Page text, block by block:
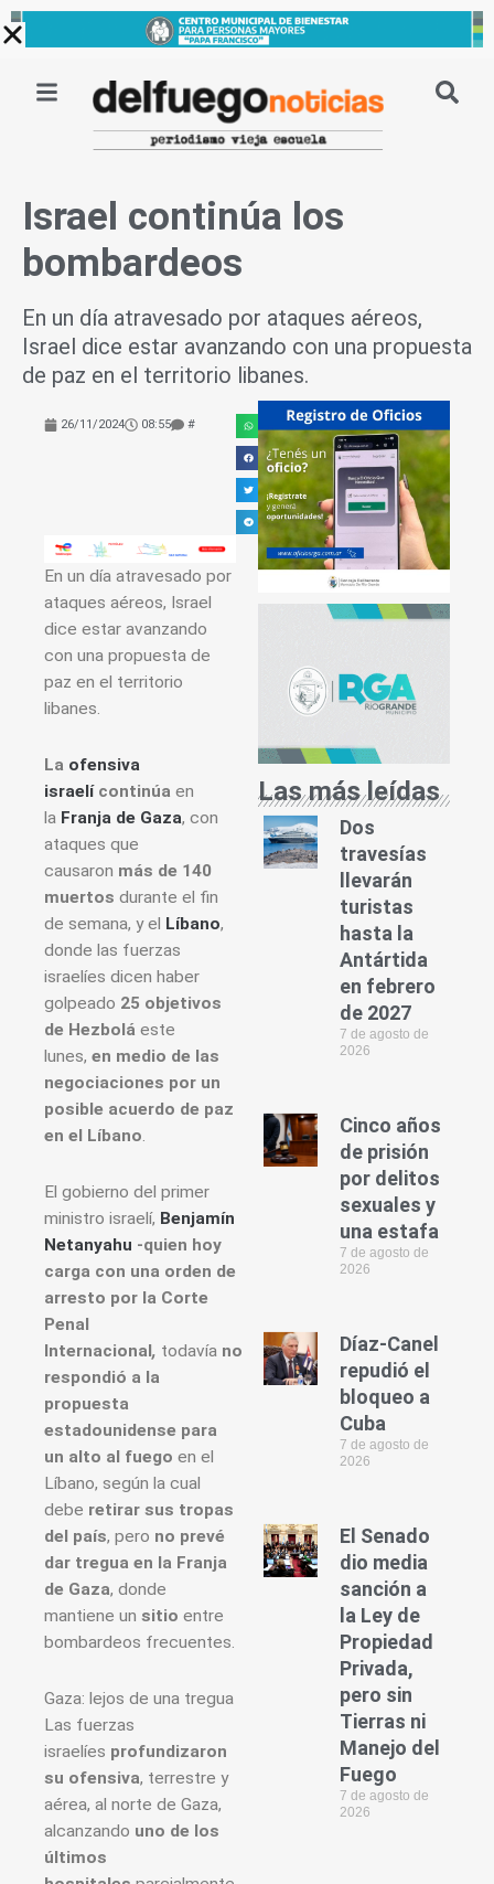
Ir
al
Israel continúa los
bombardeos
En un día atravesado por ataques aéreos,
Israel dice estar avanzando con una propuesta
de paz en el territorio libanes.
26/11/2024 08:55 #
En un día atravesado por
ataques aéreos, Israel
dice estar avanzando
con una propuesta de
paz en el territorio
libanes.
La ofensiva
israelícontinúa en
la Franja de Gaza, con
ataques que
causaron más de 140
muertos durante el fin
de semana, y el Líbano,
donde las fuerzas
israelíes dicen haber
golpeado 25 objetivos
de Hezbolá este
lunes, en medio de las
negociaciones por un
posible acuerdo de paz
en el Líbano.
El gobierno del primer
ministro israelí, Benjamín
Netanyahu -quien hoy
carga con una orden de
arresto por la Corte
Penal
Internacional, todavía no
respondió a la
propuesta
estadounidense para
un alto al fuego en el
Líbano, según la cual
debe retirar sus tropas
del país, pero no prevé
dar tregua en la Franja
de Gaza, donde
mantiene un sitio entre
bombardeos frecuentes.
Gaza: lejos de una tregua
Las fuerzas
israelíes profundizaron
su ofensiva, terrestre y
aérea, al norte de Gaza,
alcanzando uno de los
últimos
Las más leídas
Dos
travesías
llevarán
turistas
hasta la
Antártida
en febrero
de 2027
7 de agosto de
2026
Cinco años
de prisión
por delitos
sexuales y
una estafa
7 de agosto de
2026
Díaz-Canel
repudió el
bloqueo a
Cuba
7 de agosto de
2026
El Senado
dio media
sanción a
la Ley de
Propiedad
Privada,
pero sin
Tierras ni
Manejo del
Fuego
7 de agosto de
2026